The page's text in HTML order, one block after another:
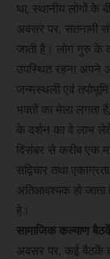
था, स्थानीय लोगों के
अवसर पर, सतनामी
जाती है। लोग गुरु के
उपस्थित रहना अपने
जन्मस्थली एवं तपोभूमि
भक्तों का मेला
के दर्शन का वे लाभ
दिसंबर से करीब एक
सद्विचार तथा
अतिआवश्यक हो जाता
हे।
सामाजिक कल्याण
अवसर पर, कई बैठकें